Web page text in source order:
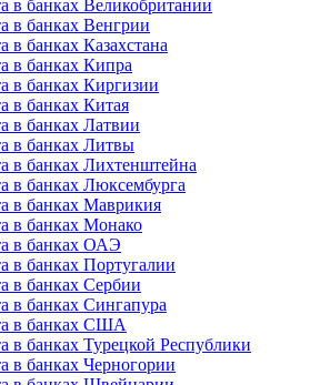
в банках Великобритании
в банках Венгрии
в банках Казахстана
в банках Кипра
в банках Киргизии
в банках Китая
в банках Латвии
в банках Литвы
в банках Лихтенштейна
в банках Люксембурга
в банках Маврикия
в банках Монако
в банках ОАЭ
в банках Португалии
в банках Сербии
в банках Сингапура
в банках США
в банках Турецкой Республики
в банках Черногории